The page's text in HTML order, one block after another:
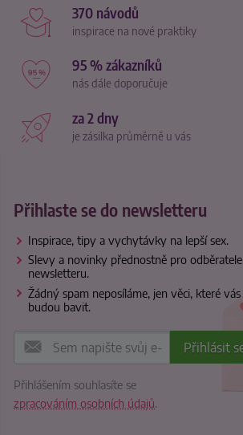
370 návodů
inspirace na nové praktiky
95 % zákazníků
nás dále doporučuje
za 2 dny
je zásilka průměrně u vás
Přihlaste se do newsletteru
Inspirace, tipy a vychytávky na lepší sex.
Slevy a novinky přednostně pro odběratele
newsletteru.
Žádný spam neposíláme, jen věci, které vás
budou bavit.
Přihlášením souhlasíte se
zpracováním osobních údajů.